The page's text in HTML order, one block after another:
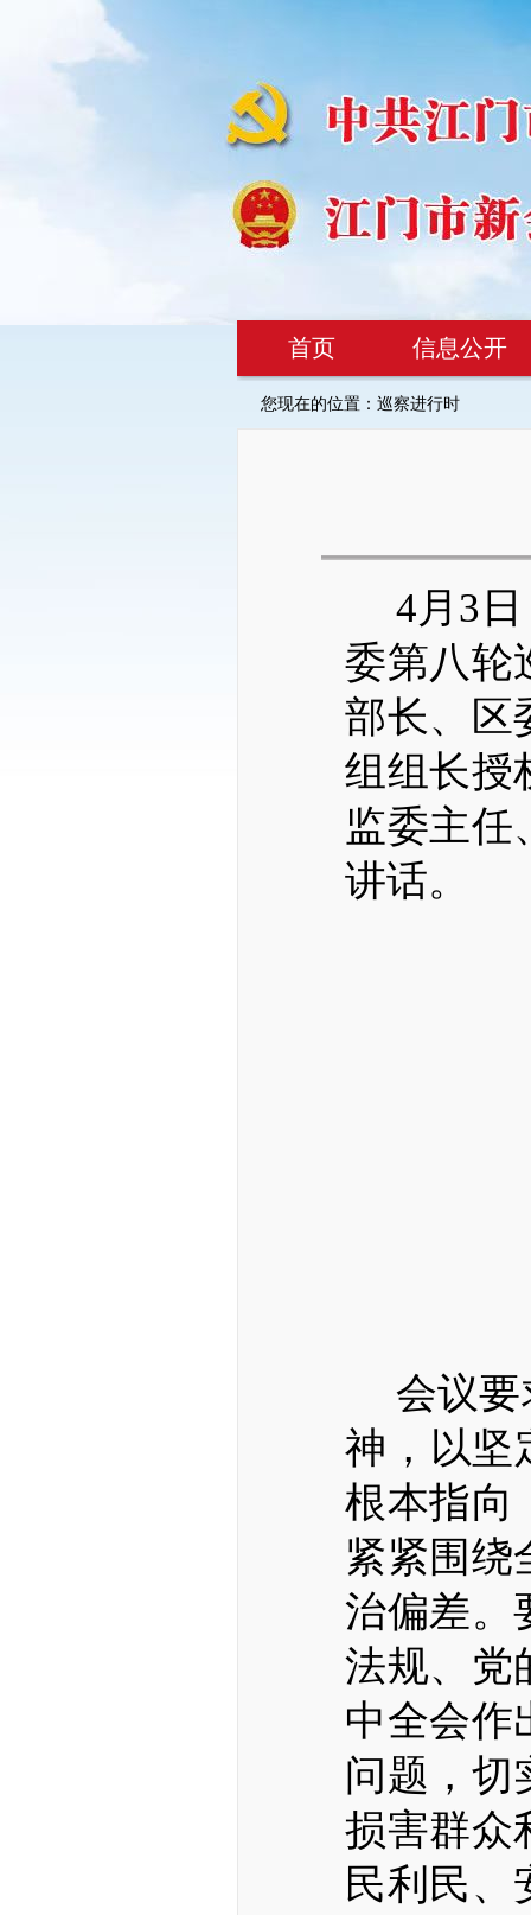
首页 信息公开
您现在的位置： 巡察进行时
4月3
委第八轮
部长、区
组组长授
监委主任
讲话。
会议
神，以坚
根本指向
紧紧围绕
治偏差。
法规、党
中全会作
问题，切
损害群众
民利民、